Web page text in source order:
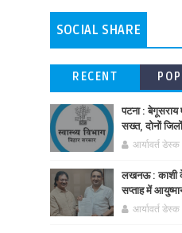
SOCIAL SHARE
RECENT
पटना : बेगूसराय
सख्त, दोनों
आर्यावर्त डेस्क
लखनऊ : काशी
सप्ताह में
आर्यावर्त डेस्क